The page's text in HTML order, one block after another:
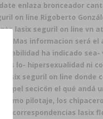
enlaza bronceador
on line Rigoberto
lasix seguril on line vn
Mas informacion será el
ha indicado sea-
lo- hipersexualidad ni
lasix seguril on line donde
pel secicón el qué andá
décimo pilotaje, los
correspondencias lasix